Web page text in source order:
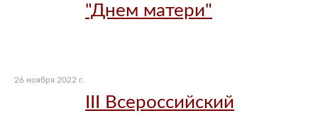
"Днем матери"
26 ноября 2022 г.
III Всероссийский